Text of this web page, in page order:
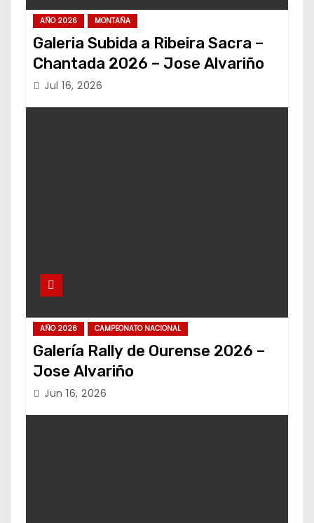
AÑO 2026 MONTAÑA
Galeria Subida a Ribeira Sacra –
Chantada 2026 – Jose Alvariño
Jul 16, 2026
AÑO 2026 CAMPEONATO NACIONAL
Galería Rally de Ourense 2026 –
Jose Alvariño
Jun 16, 2026